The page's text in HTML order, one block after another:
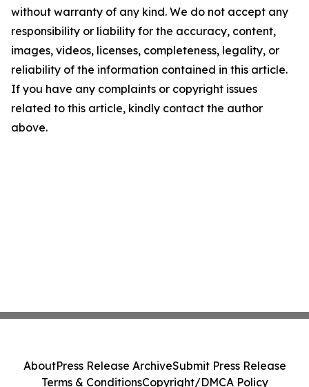
without warranty of any kind. We do not accept any
responsibility or liability for the accuracy, content,
images, videos, licenses, completeness, legality, or
reliability of the information contained in this article.
If you have any complaints or copyright issues
related to this article, kindly contact the author
above.
AboutPress Release ArchiveSubmit Press Release
Terms & ConditionsCopyright/DMCA Policy